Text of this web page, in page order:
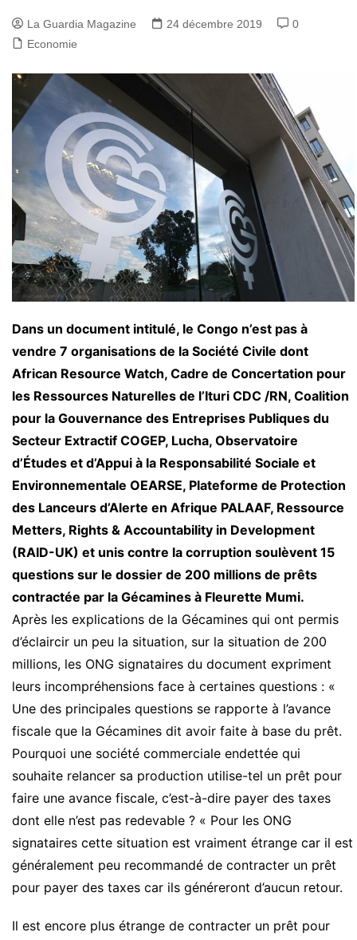
La Guardia Magazine 24 décembre 2019
0
Economie
Dans un document intitulé, le Congo n’est pas à
vendre 7 organisations de la Société Civile dont
African Resource Watch, Cadre de Concertation pour
les Ressources Naturelles de l’Ituri CDC /RN, Coalition
pour la Gouvernance des Entreprises Publiques du
Secteur Extractif COGEP, Lucha, Observatoire
d’Études et d’Appui à la Responsabilité Sociale et
Environnementale OEARSE, Plateforme de Protection
des Lanceurs d’Alerte en Afrique PALAAF, Ressource
Metters, Rights & Accountability in Development
(RAID-UK) et unis contre la corruption soulèvent 15
questions sur le dossier de 200 millions de prêts
contractée par la Gécamines à Fleurette Mumi.
Après les explications de la Gécamines qui ont permis
d’éclaircir un peu la situation, sur la situation de 200
millions, les ONG signataires du document expriment
leurs incompréhensions face à certaines questions : «
Une des principales questions se rapporte à l’avance
fiscale que la Gécamines dit avoir faite à base du prêt.
Pourquoi une société commerciale endettée qui
souhaite relancer sa production utilise-tel un prêt pour
faire une avance fiscale, c’est-à-dire payer des taxes
dont elle n’est pas redevable ? « Pour les ONG
signataires cette situation est vraiment étrange car il est
généralement peu recommandé de contracter un prêt
pour payer des taxes car ils généreront d’aucun retour.
Il est encore plus étrange de contracter un prêt pour